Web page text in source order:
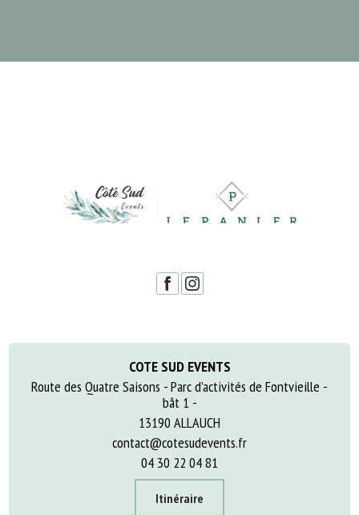
COTE SUD EVENTS
Route des Quatre Saisons - Parc d’activités de Fontvieille -
bât 1 -
13190 ALLAUCH
contact@cotesudevents.fr
04 30 22 04 81
Itinéraire